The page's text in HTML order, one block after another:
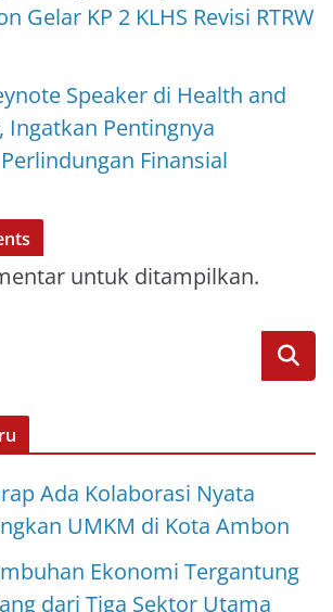
Gelar KP 2 KLHS Revisi RTRW
Speaker di Health and
Ingatkan Pentingnya
Finansial
untuk ditampilkan.
Ada Kolaborasi Nyata
UMKM di Kota Ambon
Ekonomi Tergantung
dari Tiga Sektor Utama